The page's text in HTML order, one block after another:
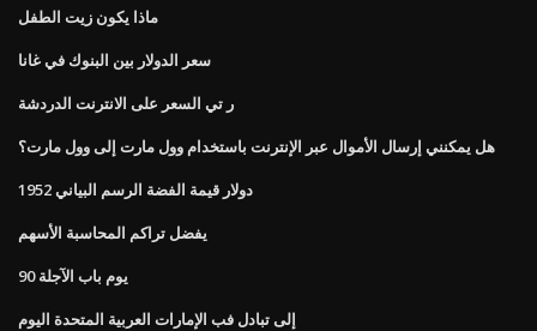
ماذا يكون زيت الطفل
سعر الدولار بين البنوك في غانا
ر تي السعر على الانترنت الدردشة
هل يمكنني إرسال الأموال عبر الإنترنت باستخدام وول مارت إلى وول مارت؟
1952 دولار قيمة الفضة الرسم البياني
يفضل تراكم المحاسبة الأسهم
90 يوم باب الآجلة
إلى تبادل فب الإمارات العربية المتحدة اليوم